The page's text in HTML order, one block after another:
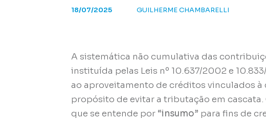
18/07/2025 GUILHERME CHAMBARELLI
A sistemática não cumulativa das
instituída pelas Leis nº 10.637/2002 e
ao aproveitamento de créditos vinculados
propósito de evitar a tributação em
que se entende por “insumo” para fins de